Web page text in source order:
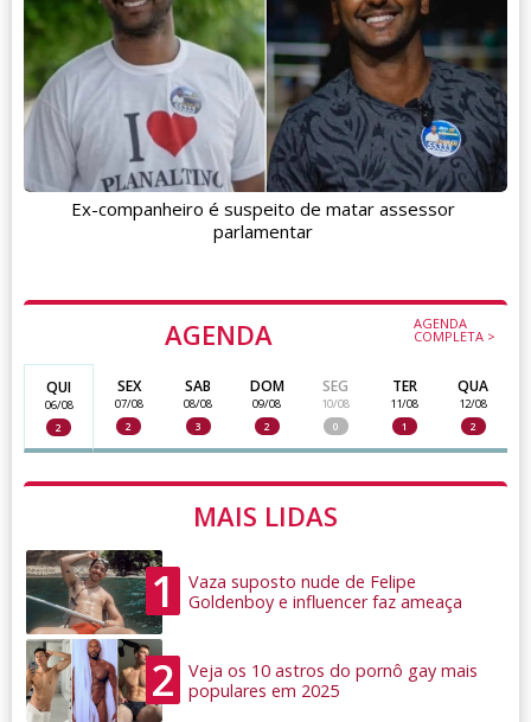
AGENDA AGENDA
COMPLETA >
QUI
06/08
2
SEX
07/08
2
SAB
08/08
3
DOM
09/08
2
SEG
10/08
0
TER
11/08
1
QUA
12/08
2
MAIS LIDAS
1
Vaza suposto nude de Felipe
Goldenboy e influencer faz ameaça
2
Veja os 10 astros do pornô gay mais
populares em 2025
Ex-companheiro é suspeito de matar assessor
parlamentar